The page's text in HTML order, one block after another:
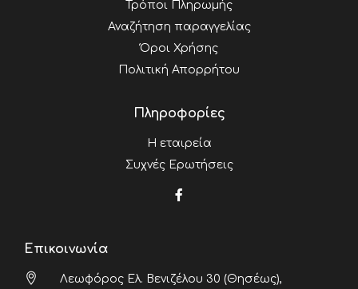
Τρόποι Πληρωμής
Αναζήτηση παραγγελίας
Όροι Χρήσης
Πολιτική Απορρήτου
Πληροφορίες
Η εταιρεία
Συχνές Ερωτήσεις
Επικοινωνία
Λεωφόρος Ελ. Βενιζέλου 30 (Θησέως),